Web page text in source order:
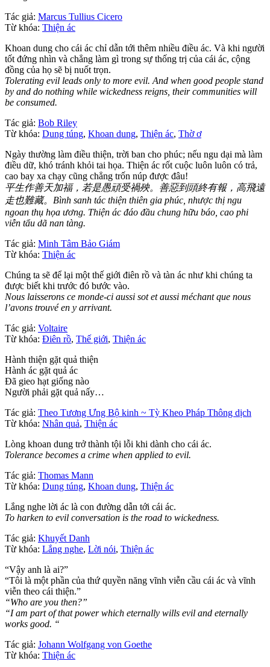
Tác giả: Marcus Tullius Cicero
Từ khóa: Thiện ác
Khoan dung cho cái ác chỉ dẫn tới thêm nhiều điều ác. Và khi người
tốt đứng nhìn và chẳng làm gì trong sự thống trị của cái ác, cộng
đồng của họ sẽ bị nuốt trọn.
Tolerating evil leads only to more evil. And when good people stand
by and do nothing while wickedness reigns, their communities will
be consumed.
Tác giả: Bob Riley
Từ khóa: Dung túng, Khoan dung, Thiện ác, Thờ ơ
Ngày thường làm điều thiện, trời ban cho phúc; nếu ngu dại mà làm
điều dữ, khó tránh khỏi tai họa. Thiện ác rốt cuộc luôn luôn có trả,
cao bay xa chạy cũng chẳng trốn núp được đâu!
平生作善天加福，若是愚頑受禍殃。善惡到頭終有報，高飛遠
走也難藏。Bình sanh tác thiện thiên gia phúc, nhược thị ngu
ngoan thụ họa ương. Thiện ác đáo đầu chung hữu báo, cao phi
viễn tẩu dã nan tàng.
Tác giả: Minh Tâm Bảo Giám
Từ khóa: Thiện ác
Chúng ta sẽ để lại một thế giới điên rồ và tàn ác như khi chúng ta
được biết khi trước đó bước vào.
Nous laisserons ce monde-ci aussi sot et aussi méchant que nous
l’avons trouvé en y arrivant.
Tác giả: Voltaire
Từ khóa: Điên rồ, Thế giới, Thiện ác
Hành thiện gặt quả thiện
Hành ác gặt quả ác
Đã gieo hạt giống nào
Người phải gặt quả nấy…
Tác giả: Theo Tương Ưng Bộ kinh ~ Tỳ Kheo Pháp Thông dịch
Từ khóa: Nhân quả, Thiện ác
Lòng khoan dung trở thành tội lỗi khi dành cho cái ác.
Tolerance becomes a crime when applied to evil.
Tác giả: Thomas Mann
Từ khóa: Dung túng, Khoan dung, Thiện ác
Lắng nghe lời ác là con đường dẫn tới cái ác.
To harken to evil conversation is the road to wickedness.
Tác giả: Khuyết Danh
Từ khóa: Lắng nghe, Lời nói, Thiện ác
“Vậy anh là ai?”
“Tôi là một phần của thứ quyền năng vĩnh viễn cầu cái ác và vĩnh
viễn theo cái thiện.”
“Who are you then?”
“I am part of that power which eternally wills evil and eternally
works good. “
Tác giả: Johann Wolfgang von Goethe
Từ khóa: Thiện ác